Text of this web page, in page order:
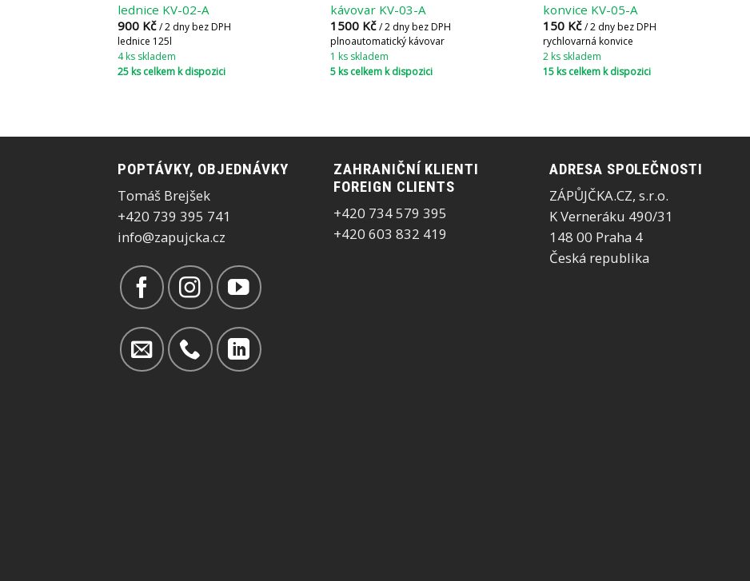
lednice KV-02-A
900 Kč / 2 dny bez DPH
lednice 125l
4 ks skladem
25 ks celkem k dispozici
kávovar KV-03-A
1500 Kč / 2 dny bez DPH
plnoautomatický kávovar
1 ks skladem
5 ks celkem k dispozici
konvice KV-05-A
150 Kč / 2 dny bez DPH
rychlovarná konvice
2 ks skladem
15 ks celkem k dispozici
POPTÁVKY, OBJEDNÁVKY
Tomáš Brejšek
+420 739 395 741
info@zapujcka.cz
ZAHRANIČNÍ KLIENTI
FOREIGN CLIENTS
+420 734 579 395
+420 603 832 419
ADRESA SPOLEČNOSTI
ZÁPŮJČKA.CZ, s.r.o.
K Verneráku 490/31
148 00 Praha 4
Česká republika